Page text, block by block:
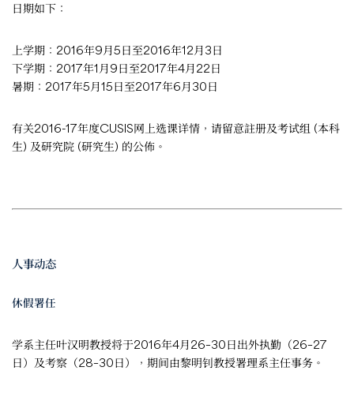
日期如下：
上学期：2016年9月5日至2016年12月3日
下学期：2017年1月9日至2017年4月22日
暑期：2017年5月15日至2017年6月30日
有关2016-17年度CUSIS网上选课详情，请留意註册及考试组 (本科
生) 及研究院 (研究生) 的公佈。
人事动态
休假署任
学系主任叶汉明教授将于2016年4月26–30日出外执勤（26–27
日）及考察（28–30日），期间由黎明钊教授署理系主任事务。